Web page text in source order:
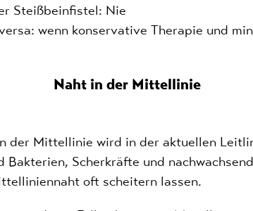
Steißbeinfistel: Nie
wenn konservative Therapie und
Naht in der Mittellinie
der Mittellinie wird in der aktuellen
Bakterien, Scherkräfte und
oft scheitern lassen.